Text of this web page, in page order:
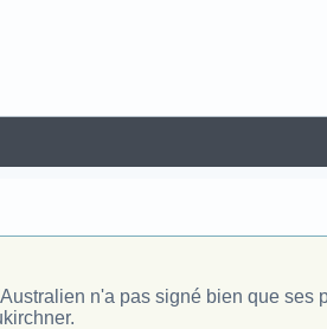
n'a pas signé bien que ses